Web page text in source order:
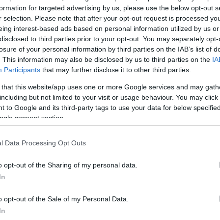
for targeted advertising by us, please use the below opt-out
selection. Please note that after your opt-out request is processed
interest-based ads based on personal information utilized by us
to third parties prior to your opt-out. You may separately
of your personal information by third parties on the IAB’s list of
This information may also be disclosed by us to third parties on the
Participants that may further disclose it to other third parties.
that this website/app uses one or more Google services and may
but not limited to your visit or usage behaviour. You may
to Google and its third-party tags to use your data for below
consent section.
Data Processing Opt Outs
opt-out of the Sharing of my personal data.
opt-out of the Sale of my Personal Data.
στο άθλημα εδώ και χρόνια.
ΔΙΑΦΗΜΙΣΗ